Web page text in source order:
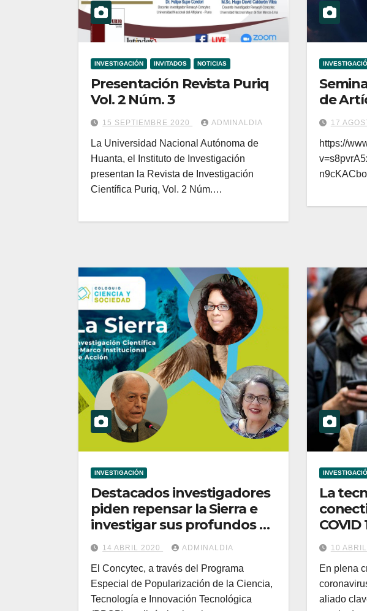
INVESTIGACIÓN INVITADOS NOTICIAS
Presentación Revista Puriq
Vol. 2 Núm. 3
15 SEPTIEMBRE 2020 ADMINALDIA
La Universidad Nacional Autónoma de
Huanta, el Instituto de Investigación
presentan la Revista de Investigación
Científica Puriq, Vol. 2 Núm.…
de
17
https://
INVESTIGACIÓN
Destacados investigadores
piden repensar la Sierra e
investigar sus profundos y
recientes cambios
14 ABRIL 2020 ADMINALDIA
El Concytec, a través del Programa
Especial de Popularización de la Ciencia,
Tecnología e Innovación Tecnológica
La
COVID
10
En plena
aliado